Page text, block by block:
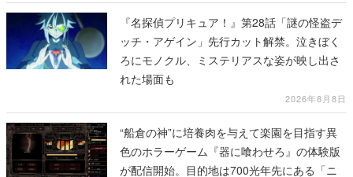
『名探偵プリキュア！』第28話「謎の怪盗デ
ッチ・アゲイン」先行カット解禁。泣きぼく
ろにモノクル、ミステリアスな姿が映し出さ
れた場面も
2026年8月8日
“船倉の神”に培養肉を与えて楽園を目指す異
色のホラーゲーム『器に喰わせろ』の体験版
が配信開始。目的地は700光年先にある「ニ